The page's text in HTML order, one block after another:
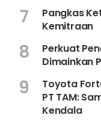
7
Pangkas
Kemitraan
8
Perkuat
Dimainkan
9
Toyota
PT TAM:
Kendala